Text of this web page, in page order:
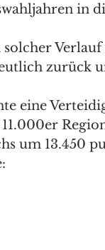
in
Verlauf
zurück
eine
um 13.450